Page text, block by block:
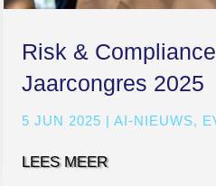
Risk & Compliance
Jaarcongres 2025
5 JUN 2025 |AI-NIEUWS,
LEES MEER